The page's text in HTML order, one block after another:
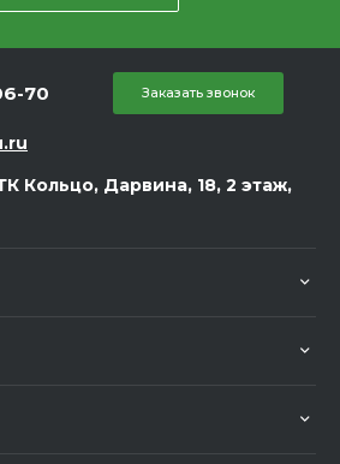
70 Заказать звонок
Кольцо, Дарвина, 18, 2 этаж,